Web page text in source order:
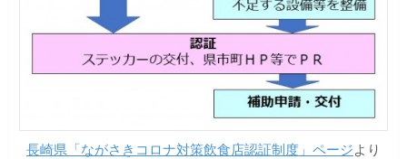
長崎県「ながさきコロナ対策飲食店認証制度」ページより